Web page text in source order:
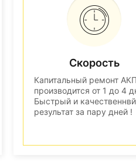
Скорость
Капитальный ремонт
производится от 1 до 4
Быстрый и качественнвй
результат за пару дней !